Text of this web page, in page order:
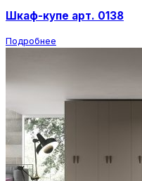
Шкаф-купе арт. 0138
Подробнее